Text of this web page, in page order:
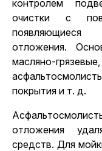
контролем
очистки с
отложения.
масляно-
покрытия и т. д.
отложения
средств. Для